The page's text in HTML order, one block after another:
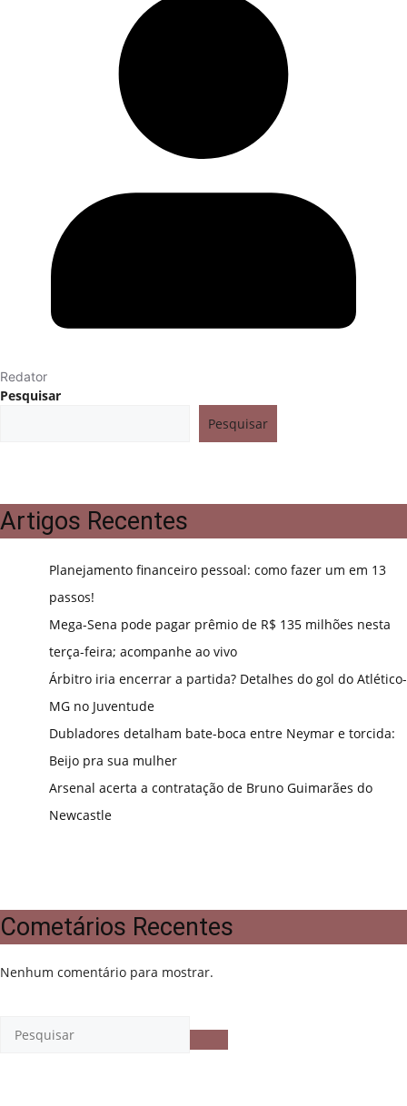
Redator
Pesquisar
Pesquisar
Artigos Recentes
Planejamento financeiro pessoal: como fazer um em 13
passos!
Mega-Sena pode pagar prêmio de R$ 135 milhões nesta
terça-feira; acompanhe ao vivo
Árbitro iria encerrar a partida? Detalhes do gol do Atlético-
MG no Juventude
Dubladores detalham bate-boca entre Neymar e torcida:
Beijo pra sua mulher
Arsenal acerta a contratação de Bruno Guimarães do
Newcastle
Cometários Recentes
Nenhum comentário para mostrar.